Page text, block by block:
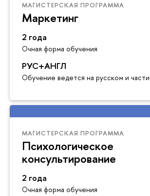
МАГИСТЕРСКАЯ ПРОГРАММА
Маркетинг
2 года
Очная форма обучения
РУС+АНГЛ
Обучение ведется на русском и
МАГИСТЕРСКАЯ ПРОГРАММА
Психологическое
консультирование
2 года
Очная форма обучения